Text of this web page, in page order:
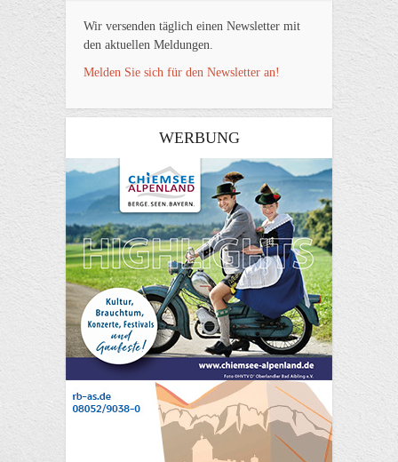
Wir versenden täglich einen Newsletter mit
den aktuellen Meldungen.
Melden Sie sich für den Newsletter an!
WERBUNG